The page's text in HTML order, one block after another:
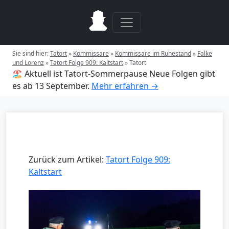
Sie sind hier:Tatort» Kommissare» Kommissare im Ruhestand» Falke
und Lorenz»Tatort Folge 909: Kaltstart»Tatort
🏖️ Aktuell ist Tatort-Sommerpause Neue Folgen gibt
es ab 13 September. Mehr erfahren →
Zurück zum Artikel: Tatort Folge 909:
Kaltstart